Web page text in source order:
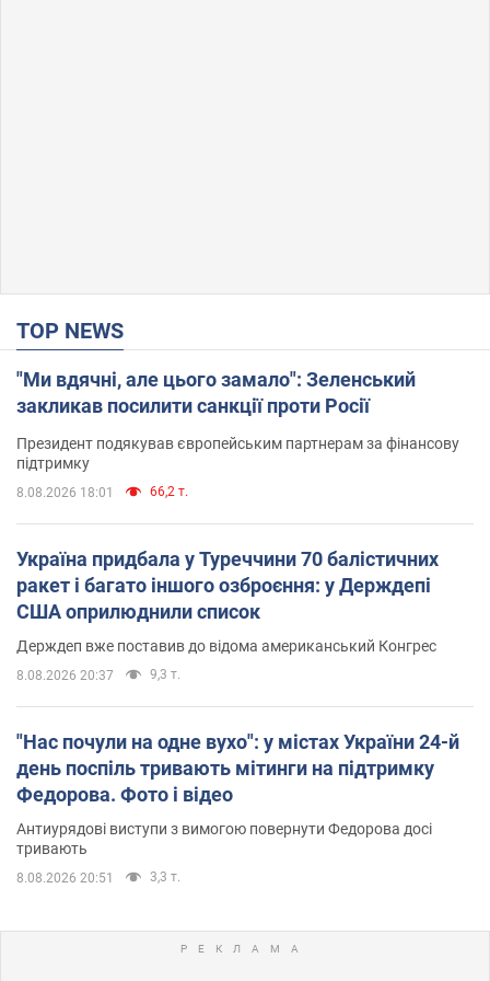
TOP NEWS
"Ми вдячні, але цього замало": Зеленський
закликав посилити санкції проти Росії
Президент подякував європейським партнерам за фінансову
підтримку
8.08.2026 18:01 66,2 т.
Україна придбала у Туреччини 70 балістичних
ракет і багато іншого озброєння: у Держдепі
США оприлюднили список
Держдеп вже поставив до відома американський Конгрес
8.08.2026 20:37 9,3 т.
"Нас почули на одне вухо": у містах України 24-й
день поспіль тривають мітинги на підтримку
Федорова. Фото і відео
Антиурядові виступи з вимогою повернути Федорова досі
тривають
8.08.2026 20:51 3,3 т.